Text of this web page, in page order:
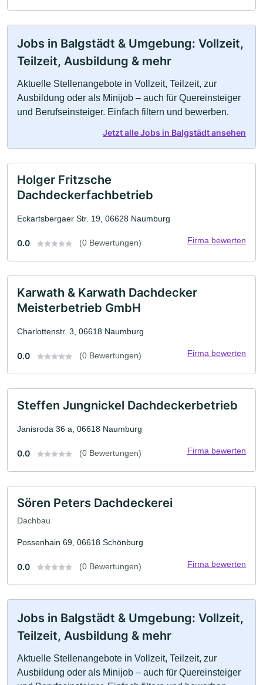
Jobs in Balgstädt & Umgebung: Vollzeit,
Teilzeit, Ausbildung & mehr
Aktuelle Stellenangebote in Vollzeit, Teilzeit, zur
Ausbildung oder als Minijob – auch für Quereinsteiger
und Berufseinsteiger. Einfach filtern und bewerben.
Jetzt alle Jobs in Balgstädt ansehen
Holger Fritzsche
Dachdeckerfachbetrieb
Eckartsbergaer Str. 19, 06628 Naumburg
0.0 (0 Bewertungen) Firma bewerten
Karwath & Karwath Dachdecker
Meisterbetrieb GmbH
Charlottenstr. 3, 06618 Naumburg
0.0 (0 Bewertungen) Firma bewerten
Steffen Jungnickel Dachdeckerbetrieb
Janisroda 36 a, 06618 Naumburg
0.0 (0 Bewertungen) Firma bewerten
Sören Peters Dachdeckerei
Dachbau
Possenhain 69, 06618 Schönburg
0.0 (0 Bewertungen) Firma bewerten
Jobs in Balgstädt & Umgebung: Vollzeit,
Teilzeit, Ausbildung & mehr
Aktuelle Stellenangebote in Vollzeit, Teilzeit, zur
Ausbildung oder als Minijob – auch für Quereinsteiger